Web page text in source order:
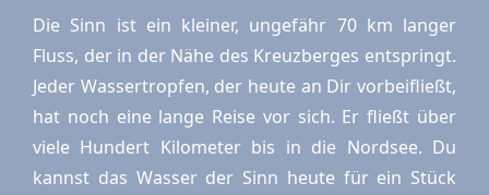
Die Sinn ist ein kleiner, ungefähr 70 km langer
Fluss, der in der Nähe des Kreuzberges entspringt.
Jeder Wassertropfen, der heute an Dir vorbeifließt,
hat noch eine lange Reise vor sich. Er fließt über
viele Hundert Kilometer bis in die Nordsee. Du
kannst das Wasser der Sinn heute für ein Stück